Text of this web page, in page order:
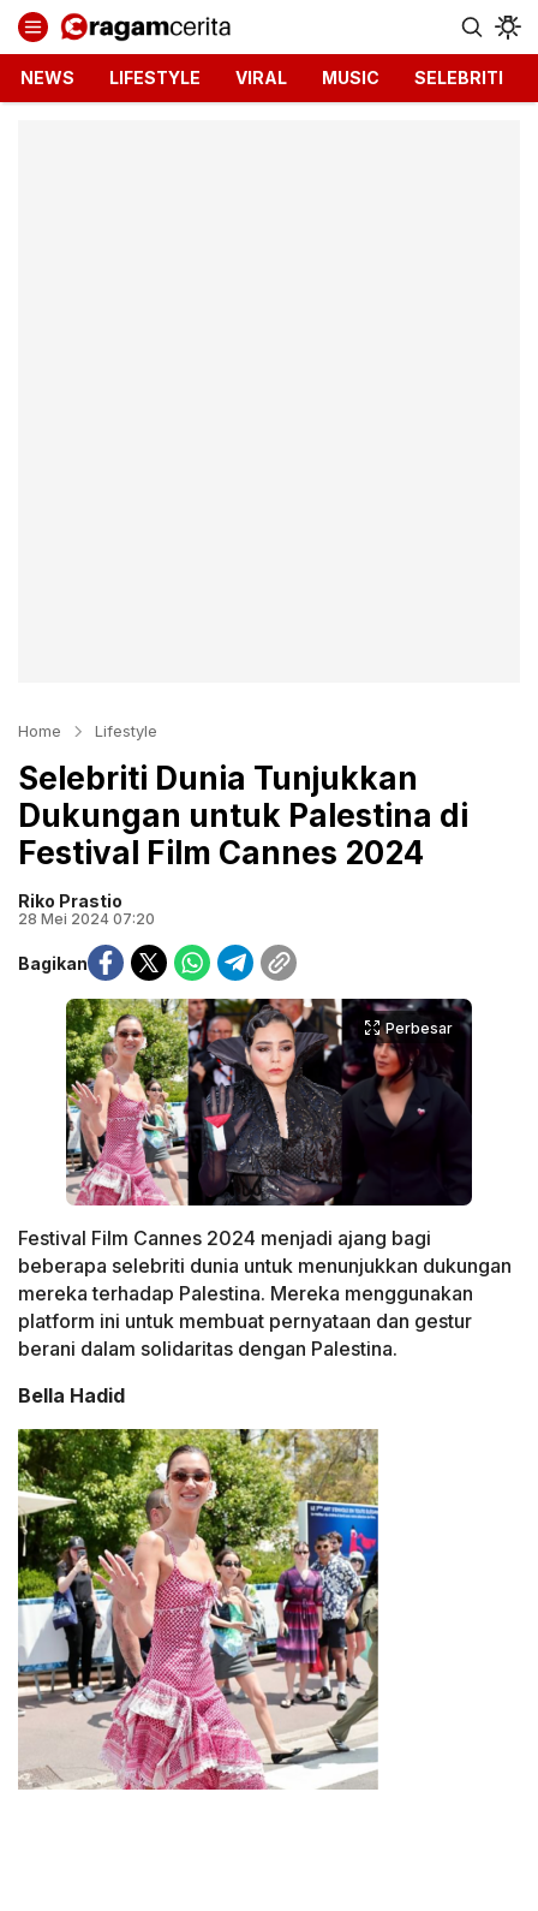
Ragamcerita.com
Informasi Terbaru dan Terkini
NEWS LIFESTYLE VIRAL MUSIC SELEBRITI
Home Lifestyle
Selebriti Dunia Tunjukkan
Dukungan untuk Palestina di
Festival Film Cannes 2024
Riko Prastio
28 Mei 2024 07:20
Bagikan
Perbesar
Festival Film Cannes 2024 menjadi ajang bagi
beberapa selebriti dunia untuk menunjukkan dukungan
mereka terhadap Palestina. Mereka menggunakan
platform ini untuk membuat pernyataan dan gestur
berani dalam solidaritas dengan Palestina.
Bella Hadid